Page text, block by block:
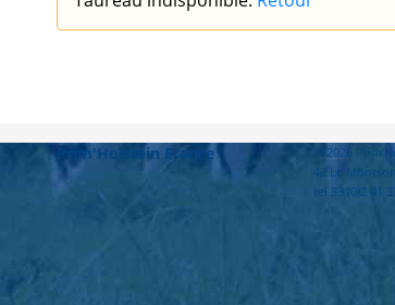
Prim'Holstein France © 2026
42 Le
tel 33 (0)2 41